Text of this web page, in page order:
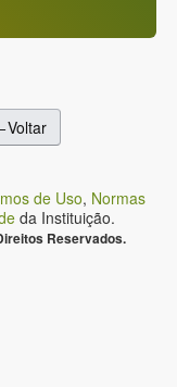
de Uso, Normas
da Instituição.
Reservados.